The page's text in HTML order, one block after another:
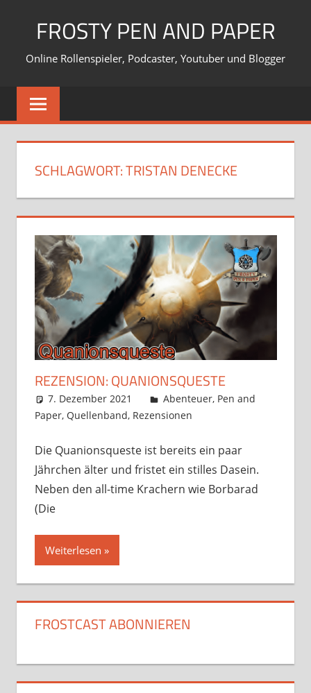
FROSTY PEN AND PAPER
Online Rollenspieler, Podcaster, Youtuber und Blogger
SCHLAGWORT:TRISTAN DENECKE
REZENSION: QUANIONSQUESTE
7. Dezember 2021 Frosty
Abenteuer, Pen and
Paper, Quellenband, Rezensionen
Die Quanionsqueste ist bereits ein paar
Jährchen älter und fristet ein stilles Dasein.
Neben den all-time Krachern wie Borbarad
(Die
Weiterlesen
FROSTCAST ABONNIEREN